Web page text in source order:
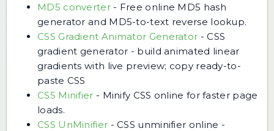
MD5 converter- Free online MD5 hash
generator and MD5-to-text reverse lookup.
CSS Gradient Animator Generator -CSS
gradient generator - build animated linear
gradients with live preview; copy ready-to-
paste CSS
CSS Minifier - Minify CSS online for faster page
loads.
CSS UnMinifier -CSS unminifier online -